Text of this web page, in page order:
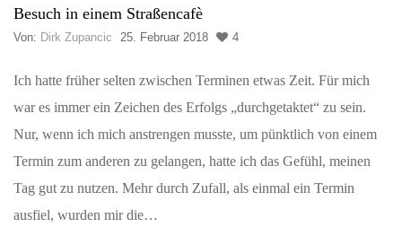
Besuch in einem Straßencafè
Von: Dirk Zupancic 25. Februar 2018 4
Ich hatte früher selten zwischen Terminen etwas Zeit. Für mich
war es immer ein Zeichen des Erfolgs „durchgetaktet“ zu sein.
Nur, wenn ich mich anstrengen musste, um pünktlich von einem
Termin zum anderen zu gelangen, hatte ich das Gefühl, meinen
Tag gut zu nutzen. Mehr durch Zufall, als einmal ein Termin
ausfiel, wurden mir die…